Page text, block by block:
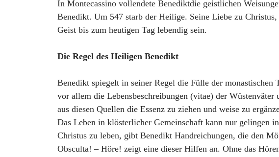
In Montecassino vollendete Benediktdie geistlichen
Benedikt. Um 547 starb der Heilige. Seine Liebe zu
Geist bis zum heutigen Tag lebendig sein.
Die Regel des Heiligen Benedikt
Benedikt spiegelt in seiner Regel die Fülle der
vor allem die Lebensbeschreibungen (vitae) der
aus diesen Quellen die Essenz zu ziehen und weise zu
Das Leben in klösterlicher Gemeinschaft kann nur gelingen
Christus zu leben, gibt Benedikt Handreichungen, die den
Obsculta! – Höre! zeigt eine dieser Hilfen an. Ohne das